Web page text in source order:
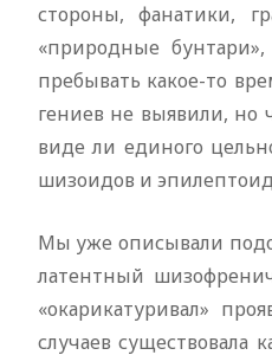
стороны, фанатики,
«природные
пребывать какое-то
гениев не выявили,
виде ли единого
шизоидов и
Мы уже описывали
латентный
«окарикатуривал»
случаев